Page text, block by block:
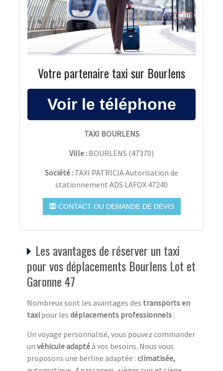
Votre partenaire taxi sur Bourlens
TAXI BOURLENS
Ville : BOURLENS (47370)
Société : TAXI PATRICIA Autorisation de
stationnement ADS LAFOX 47240
CONTACT OU DEMANDE DE DEVIS
Les avantages de réserver un taxi
pour vos déplacements Bourlens Lot et
Garonne 47
Nombreux sont les avantages des transports en
taxi pour les déplacements professionnels :
Un voyage personnalisé, vous pouvez commander
un véhicule adaptéà vos besoins. Nous vous
proposons une berline adaptée : climatisée,